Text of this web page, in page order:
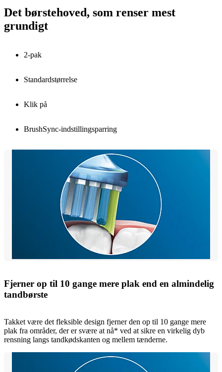
Det børstehoved, som renser mest
grundigt
2-pak
Standardstørrelse
Klik på
BrushSync-indstillingsparring
Fjerner op til 10 gange mere plak end en almindelig
tandbørste
Takket være det fleksible design fjerner den op til 10 gange mere
plak fra områder, der er svære at nå* ved at sikre en virkelig dyb
rensning langs tandkødskanten og mellem tænderne.